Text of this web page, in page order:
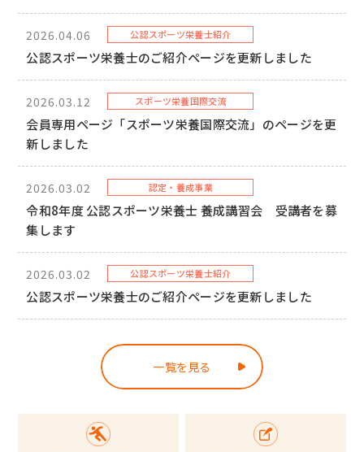
2026.04.06 公認スポーツ栄養士紹介
公認スポーツ栄養士のご紹介ページを更新しました
2026.03.12 スポーツ栄養国際交流
会員専用ページ「スポーツ栄養国際交流」のページを更
新しました
2026.03.02 認定・養成事業
令和8年度 公認スポーツ栄養士 養成講習会 受講者を募
集します
2026.03.02 公認スポーツ栄養士紹介
公認スポーツ栄養士のご紹介ページを更新しました
一覧を見る